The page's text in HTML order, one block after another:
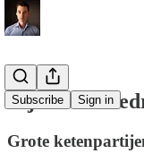
Subscribe Sign in
Bij
Grote